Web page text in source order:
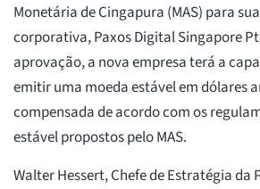
Monetária de Cingapura (MAS) para
corporativa, Paxos Digital Singapore
aprovação, a nova empresa terá a
emitir uma moeda estável em dólares
compensada de acordo com os
estável propostos pelo MAS.
Walter Hessert, Chefe de Estratégia da